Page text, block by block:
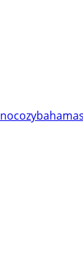
cozybahamas